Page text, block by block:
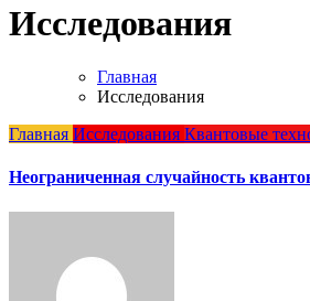
Исследования
Главная
Исследования
Главная Исследования Квантовые
Неограниченная случайность